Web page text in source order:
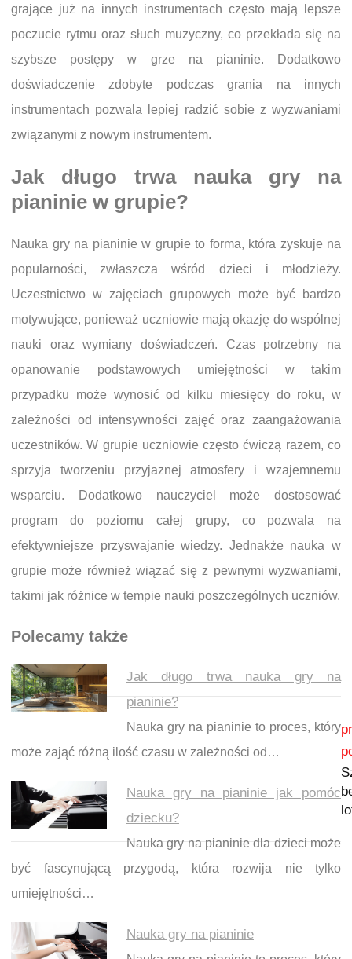
grające już na innych instrumentach często mają lepsze
poczucie rytmu oraz słuch muzyczny, co przekłada się na
szybsze postępy w grze na pianinie. Dodatkowo
doświadczenie zdobyte podczas grania na innych
instrumentach pozwala lepiej radzić sobie z wyzwaniami
związanymi z nowym instrumentem.
Jak długo trwa nauka gry na
pianinie w grupie?
Nauka gry na pianinie w grupie to forma, która zyskuje na
popularności, zwłaszcza wśród dzieci i młodzieży.
Uczestnictwo w zajęciach grupowych może być bardzo
motywujące, ponieważ uczniowie mają okazję do wspólnej
nauki oraz wymiany doświadczeń. Czas potrzebny na
opanowanie podstawowych umiejętności w takim
przypadku może wynosić od kilku miesięcy do roku, w
zależności od intensywności zajęć oraz zaangażowania
uczestników. W grupie uczniowie często ćwiczą razem, co
sprzyja tworzeniu przyjaznej atmosfery i wzajemnemu
wsparciu. Dodatkowo nauczyciel może dostosować
program do poziomu całej grupy, co pozwala na
efektywniejsze przyswajanie wiedzy. Jednakże nauka w
grupie może również wiązać się z pewnymi wyzwaniami,
takimi jak różnice w tempie nauki poszczególnych uczniów.
Polecamy także
Jak długo trwa nauka gry na
pianinie?
Nauka gry na pianinie to proces, który
może zająć różną ilość czasu w zależności od…
Nauka gry na pianinie jak pomóc
dziecku?
Nauka gry na pianinie dla dzieci może
być fascynującą przygodą, która rozwija nie tylko
umiejętności…
Nauka gry na pianinie
Nawigacja wpisu